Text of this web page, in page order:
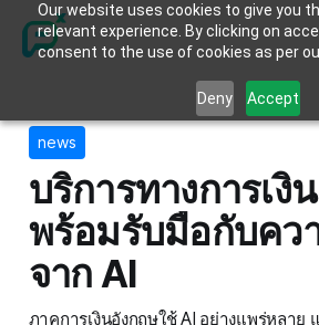
Our website uses cookies to give you
relevant experience. By clicking on
consent to the use of cookies as per
Deny Accept
news
บริการทางการเงิ
พร้อมรับมือกับคว
จาก AI
ภาคการเงินอังกฤษใช้ AI อย่างแพร่หลาย